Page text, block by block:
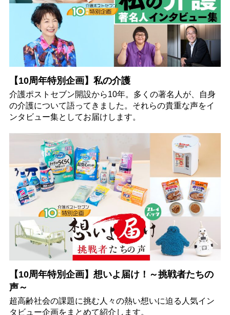
【10周年特別企画】私の介護
介護ポストセブン開設から10年。多くの著名人が、自身
の介護について語ってきました。それらの貴重な声をイ
ンタビュー集としてお届けします。
【10周年特別企画】想いよ届け！～挑戦者たちの
声～
超高齢社会の課題に挑む人々の熱い想いに迫る人気イン
タビュー企画をまとめて紹介します。